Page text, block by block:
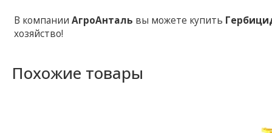
В компанииАгроАнталь вы можете купить
хозяйство!
Похожие товары